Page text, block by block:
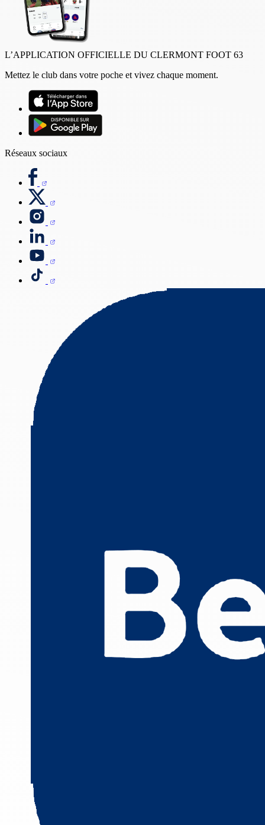
L’APPLICATION OFFICIELLE DU CLERMONT FOOT 63
Mettez le club dans votre poche et vivez chaque moment.
Réseaux sociaux